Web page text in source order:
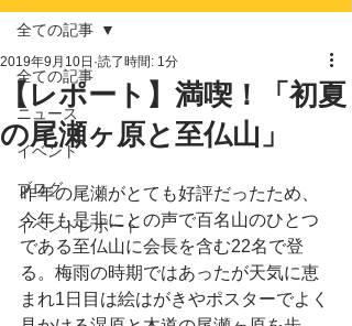
全ての記事
ニュース
イベント
ブログ
イベントレポート
全ての記事
【レポート】満喫！「初夏
の尾瀬ヶ原と至仏山」
2019年9月10日 読了時間: 1分
昨年の尾瀬がとても好評だったため、
今年も是非にとの声で百名山のひとつ
である至仏山に会長を含む22名で登
る。梅雨の時期ではあったが天気に恵
まれ1日目は絵はがきやポスターでよく